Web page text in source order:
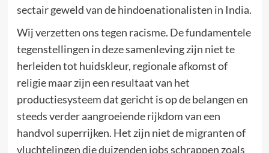
sectair geweld van de hindoenationalisten in India.
Wij verzetten ons tegen racisme. De fundamentele
tegenstellingen in deze samenleving zijn niet te
herleiden tot huidskleur, regionale afkomst of
religie maar zijn een resultaat van het
productiesysteem dat gericht is op de belangen en
steeds verder aangroeiende rijkdom van een
handvol superrijken. Het zijn niet de migranten of
vluchtelingen die duizenden jobs schrappen zoals